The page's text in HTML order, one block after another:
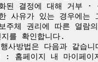
된 결정에 대해 거부 ·
사유가 있는 경우에는
주체 권리에 따른 열람
를 확인합니다.
사방법은 다음과 같습니
홈페이지 내 마이페이